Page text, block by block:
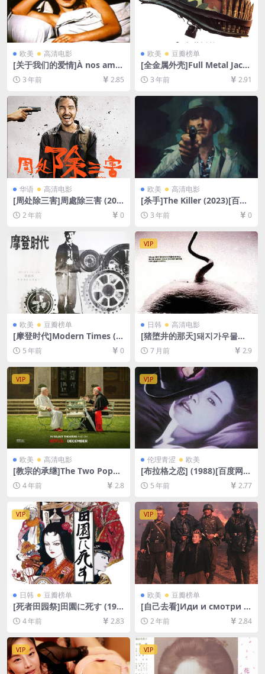
欧美 高清电影
[关于我们的爱情]À nos amo
urs (1983)[百度网盘+迅雷云
盘资源1080P超清未删减][MP
4/5.8GB][中文字幕]
3 年前 2.85
欧美 豆瓣榜单
[全金属外壳]Full Metal Jack
et (1987)[百度网盘+夸克网盘
1080P超清未删减资源][网盘
在线播放/下载][MP4/7.3GB]
3 年前 2.91
华语 高清电影
[周处除三害]周處除三害 (202
3)[百度网盘+夸克网盘1080P
超清未删减资源][网盘在线播
放/下载][MP4/8GB][中文字
幕]
2 年前 0
欧美 高清电影
[杀手]The Killer (2023)[百度
网盘+夸克网盘1080P超清未
删减资源][网盘在线播放/下
载][MP4/4.8GB][中英字幕]
3 年前 0
欧美 豆瓣榜单
[摩登时代]Modern Times (1
936)[百度网盘+迅雷云盘资源
1080P超清未删减][MKV/3.7G
5 年前 0
VIP
日韩 高清电影
[猪堕井的那天]돼지가우물에
빠진날 (1996)[百度网盘+夸克
网盘1080P超清未删减资源]
9GB][中文字幕]
7 月前 2.9
VIP
欧美 高清电影
[教宗的承继]The Two Popes
(2019)[百度网盘+迅雷云盘资
源1080P超清未删减][MP4/7.
9GB][中英字幕]
4 年前 2.8
VIP
伦理青涩 欧美
[布拉格之恋] (1988)[百度网盘
+迅雷云盘资源1080P超清未
删减][MP4/9.4GB][中英字幕]
【视频文件+防和谐压缩包
（含解压密码）】
5 年前 2.77
VIP
日韩 豆瓣榜单
[死者田园祭]田園に死す (197
4)[百度网盘+迅雷云盘资源10
80P超清][MP4/6.2GB][日语
中字]
4 年前 2.83
VIP
欧美 豆瓣榜单
[自己去看]Иди и смотри (1
985)[百度网盘+夸克网盘1080
P超清未删减资源][网盘在线播
放/下载][MP4/9.9GB][中文字
幕]
2 年前 2.84
VIP VIP